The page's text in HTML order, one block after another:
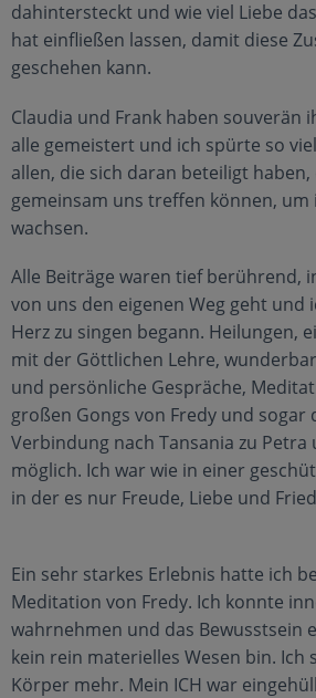
dahintersteckt und wie viel Liebe das
hat einfließen lassen, damit diese
geschehen kann.
Claudia und Frank haben souverän
alle gemeistert und ich spürte so
allen, die sich daran beteiligt haben,
gemeinsam uns treffen können, um
wachsen.
Alle Beiträge waren tief berührend,
von uns den eigenen Weg geht und
Herz zu singen begann. Heilungen,
mit der Göttlichen Lehre,
und persönliche Gespräche,
großen Gongs von Fredy und sogar
Verbindung nach Tansania zu Petra
möglich. Ich war wie in einer
in der es nur Freude, Liebe und
Ein sehr starkes Erlebnis hatte ich
Meditation von Fredy. Ich konnte
wahrnehmen und das Bewusstsein
kein rein materielles Wesen bin. Ich
Körper mehr. Mein ICH war